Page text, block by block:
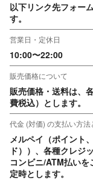
以下リンク先フォー
す。
営業日・定休日
10:00〜22:00
販売価格について
販売価格・送料は、
費税込）とします。
代金 (対価) の支払い方法
メルペイ（ポイント
ド））、各種クレジ
コンビニ/ATM払い
定時とします。